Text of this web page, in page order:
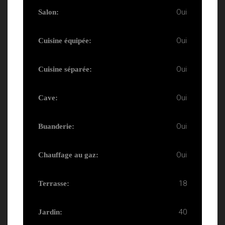
Salon: Oui
Cuisine équipée: Oui
Cuisine séparée: Oui
Cave: Oui
Buanderie: Oui
Chauffage au gaz: Oui
Terrasse: 18
Jardin: 40